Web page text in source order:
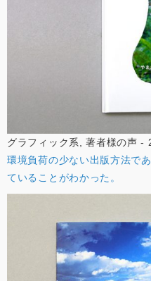
グラフィック系, 著者様の声 -
環境負荷の少ない出版方法で
ていることがわかった。